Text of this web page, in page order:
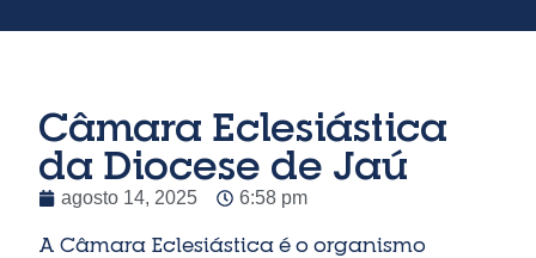
Câmara Eclesiástica
da Diocese de Jaú
agosto 14, 2025 6:58 pm
A Câmara Eclesiástica é o organismo